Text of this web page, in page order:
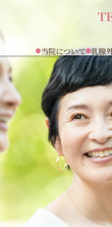
当院について 乳腺